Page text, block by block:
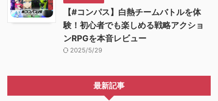
【#コンパス】白熱チームバトルを体
験！初心者でも楽しめる戦略アクショ
ンRPGを本音レビュー
2025/5/29
最新記事